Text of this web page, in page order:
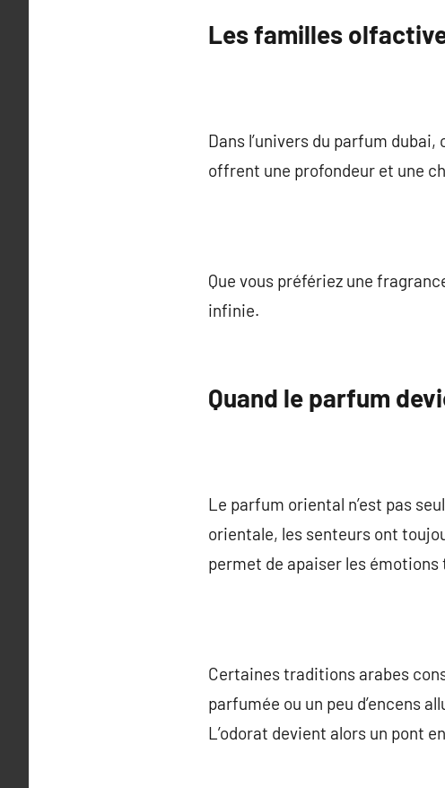
Les familles
Dans l’univers du parfum
offrent une profondeur et une
Que vous préfériez une
infinie.
Quand le parfum
Le parfum oriental n’est pas
orientale, les senteurs ont
permet de apaiser les
Certaines traditions arabes
parfumée ou un peu d’encens
L’odorat devient alors un pont